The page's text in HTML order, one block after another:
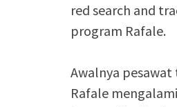
red search and
program Rafale.
Awalnya
Rafale